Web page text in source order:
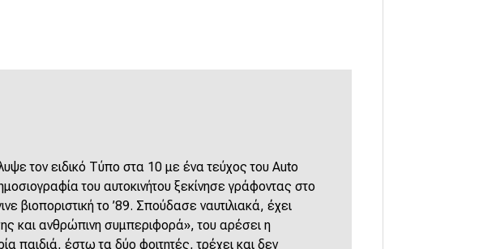
τον ειδικό Τύπο στα 10 με ένα τεύχος του Αuto
του αυτοκινήτου ξεκίνησε γράφοντας στο
βιοποριστική το ’89. Σπούδασε ναυτιλιακά, έχει
και ανθρώπινη συμπεριφορά», του αρέσει η
παιδιά, έστω τα δύο φοιτητές, τρέχει και δεν